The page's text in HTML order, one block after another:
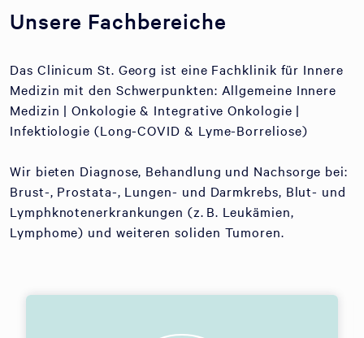
Unsere Fachbereiche
Das Clinicum St. Georg ist eine Fachklinik für Innere
Medizin mit den Schwerpunkten: Allgemeine Innere
Medizin | Onkologie & Integrative Onkologie |
Infektiologie (Long-COVID & Lyme-Borreliose)
Wir bieten Diagnose, Behandlung und Nachsorge bei:
Brust-, Prostata-, Lungen- und Darmkrebs, Blut- und
Lymphknotenerkrankungen (z. B. Leukämien,
Lymphome) und weiteren soliden Tumoren.